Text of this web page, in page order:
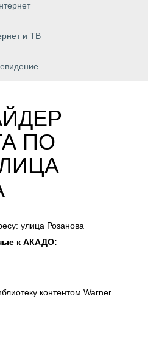
и ТВ
ПО
улица Розанова
к АКАДО:
контентом Warner